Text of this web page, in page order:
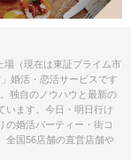
場（現在は東証プライム市
婚活・恋活サービスです
独自のノウハウと最新の
います。今日・明日行け
の婚活パーティー・街コ
全国56店舗の直営店舗や